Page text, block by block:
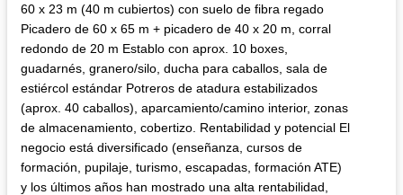
60 x 23 m (40 m cubiertos) con suelo de fibra regado
Picadero de 60 x 65 m + picadero de 40 x 20 m, corral
redondo de 20 m Establo con aprox. 10 boxes,
guadarnés, granero/silo, ducha para caballos, sala de
estiércol estándar Potreros de atadura estabilizados
(aprox. 40 caballos), aparcamiento/camino interior, zonas
de almacenamiento, cobertizo. Rentabilidad y potencial El
negocio está diversificado (enseñanza, cursos de
formación, pupilaje, turismo, escapadas, formación ATE)
y los últimos años han mostrado una alta rentabilidad,